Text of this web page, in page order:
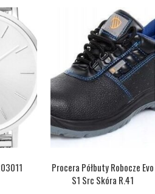
Procera Półbuty Robocze Evo
S1 Src Skóra R.41